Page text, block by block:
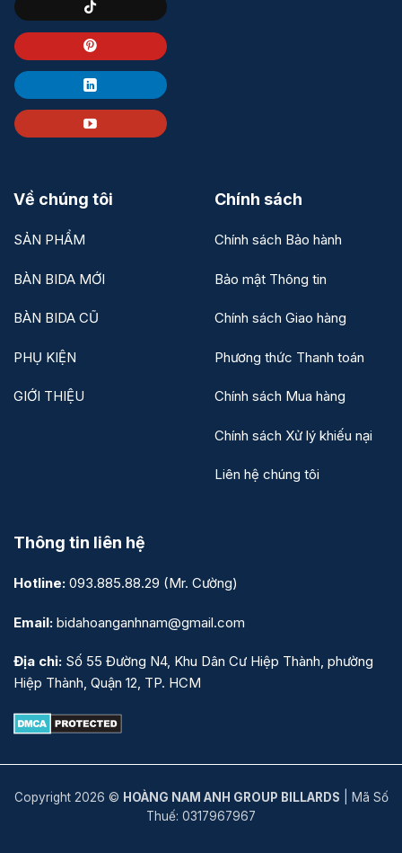
Về chúng tôi
SẢN PHẨM
BÀN BIDA MỚI
BÀN BIDA CŨ
PHỤ KIỆN
GIỚI THIỆU
Chính sách
Chính sách Bảo hành
Bảo mật Thông tin
Chính sách Giao hàng
Phương thức Thanh toán
Chính sách Mua hàng
Chính sách Xử lý khiếu nại
Liên hệ chúng tôi
Thông tin liên hệ
Hotline: 093.885.88.29 (Mr. Cường)
Email: bidahoanganhnam@gmail.com
Địa chỉ: Số 55 Đường N4, Khu Dân Cư Hiệp Thành, phường
Hiệp Thành, Quận 12, TP. HCM
Copyright 2026 © HOÀNG NAM ANH GROUP BILLARDS | Mã Số
Thuế: 0317967967